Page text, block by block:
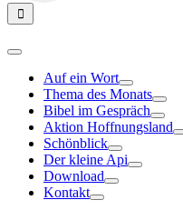
Auf ein Wort
Thema des Monats
Bibel im Gespräch
Aktion Hoffnungsland
Schönblick
Der kleine Api
Download
Kontakt